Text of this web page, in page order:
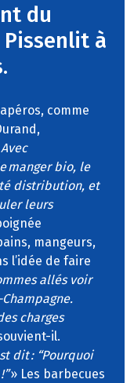
du
Pissenlit à
comme
Avec
manger bio, le
distribution, et
leurs
mangeurs,
l’idée de faire
allés voir
charges
il.
dit : “Pourquoi
» Les barbecues